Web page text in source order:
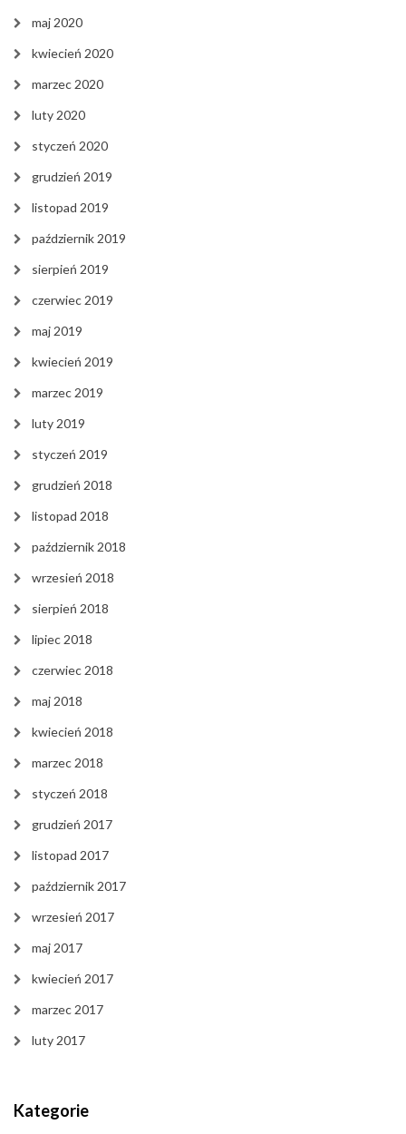
maj 2020
kwiecień 2020
marzec 2020
luty 2020
styczeń 2020
grudzień 2019
listopad 2019
październik 2019
sierpień 2019
czerwiec 2019
maj 2019
kwiecień 2019
marzec 2019
luty 2019
styczeń 2019
grudzień 2018
listopad 2018
październik 2018
wrzesień 2018
sierpień 2018
lipiec 2018
czerwiec 2018
maj 2018
kwiecień 2018
marzec 2018
styczeń 2018
grudzień 2017
listopad 2017
październik 2017
wrzesień 2017
maj 2017
kwiecień 2017
marzec 2017
luty 2017
Kategorie